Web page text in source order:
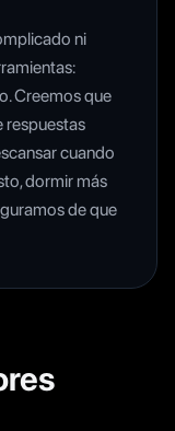
ni
Creemos que
respuestas
cuando
dormir más
de que